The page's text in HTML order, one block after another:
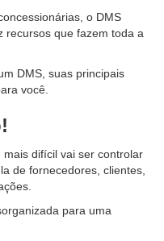
o DMS
recursos que fazem toda a
DMS, suas principais
você.
difícil vai ser controlar
de fornecedores, clientes,
para uma